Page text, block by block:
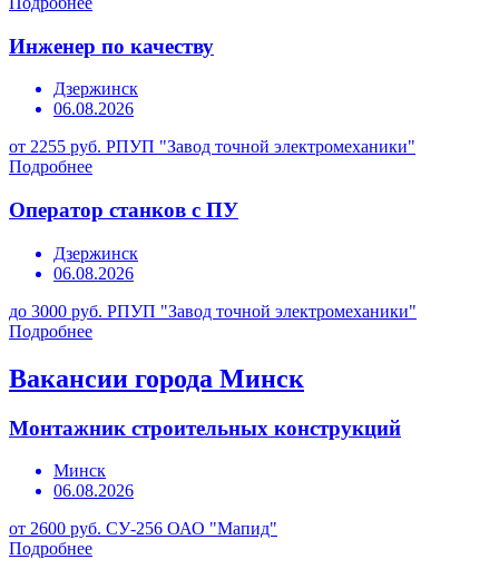
Инженер по качеству
Дзержинск
06.08.2026
от 2255 руб. РПУП "Завод точной электромеханики"
Подробнее
Оператор станков с ПУ
Дзержинск
06.08.2026
до 3000 руб. РПУП "Завод точной электромеханики"
Подробнее
Вакансии города Минск
Монтажник строительных конструкций
Минск
06.08.2026
от 2600 руб. СУ-256 ОАО "Мапид"
Подробнее